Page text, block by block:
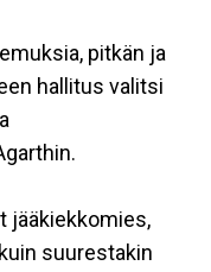
pitkän ja
hallitus valitsi
jääkiekkomies,
suurestakin